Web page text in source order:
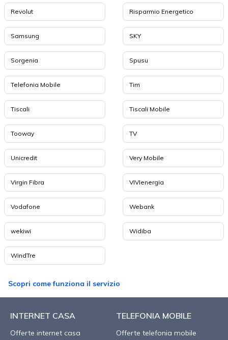
Revolut Risparmio Energetico
Samsung SKY
Sorgenia Spusu
Telefonia Mobile Tim
Tiscali Tiscali Mobile
Tooway TV
Unicredit Very Mobile
Virgin Fibra VIVIenergia
Vodafone Webank
wekiwi Widiba
WindTre
Scopri come funziona il servizio
INTERNET CASA
Offerte internet casa
TELEFONIA MOBILE
Offerte telefonia mobile